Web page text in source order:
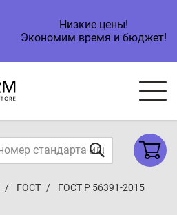
Низкие цены!
Экономим время и бюджет!
ГОСТ ГОСТ Р 56391-2015